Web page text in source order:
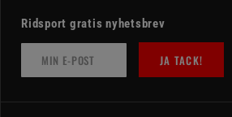
Ridsport gratis nyhetsbrev
JA TACK!